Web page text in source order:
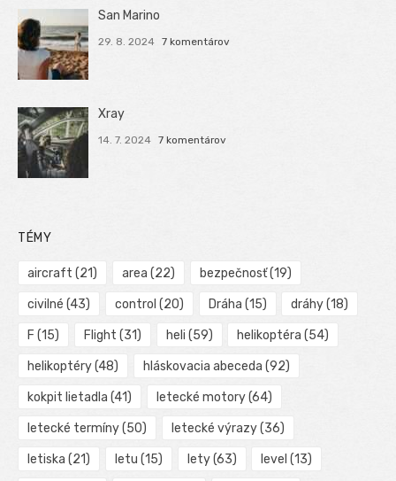
San Marino
29. 8. 2024 7 komentárov
Xray
14. 7. 2024 7 komentárov
TÉMY
aircraft (21) area (22) bezpečnosť(19)
civilné (43) control (20) Dráha (15) dráhy(18)
F (15) Flight (31) heli (59) helikoptéra (54)
helikoptéry(48) hláskovacia abeceda (92)
kokpit lietadla (41) letecké motory(64)
letecké termíny(50) letecké výrazy(36)
letiska (21) letu (15) lety(63) level (13)